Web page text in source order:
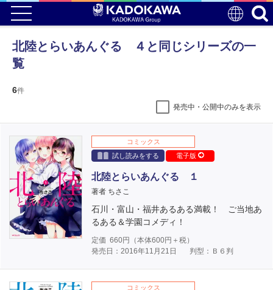
北陸とらいあんぐる ４と同じシリーズの一
覧
6件
発売中・公開中のみを表示
コミックス
試し読みをする
電子版
北陸とらいあんぐる １
著者 ちさこ
石川・富山・福井あるある満載！ ご当地あ
るある＆学園コメディ！
定価 660円（本体600円＋税）
発売日：2016年11月21日
判型：Ｂ６判
コミックス